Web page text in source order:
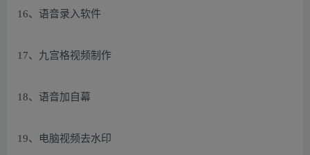
16、语音录入软件
17、九宫格视频制作
18、语音加自幕
19、电脑视频去水印